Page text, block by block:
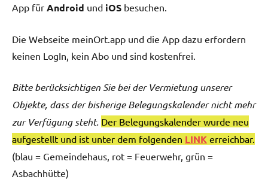
App für Android und iOS besuchen.
Die Webseite meinOrt.app und die App dazu erfordern
keinen LogIn, kein Abo und sind kostenfrei.
Bitte berücksichtigen Sie bei der Vermietung unserer
Objekte, dass der bisherige Belegungskalender nicht mehr
zur Verfügung steht. Der Belegungskalender wurde neu
aufgestellt und ist unter dem folgenden LINK erreichbar.
(blau = Gemeindehaus, rot = Feuerwehr, grün =
Asbachhütte)